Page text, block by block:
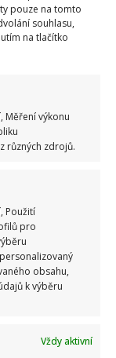
pouze na tomto
souhlasu,
na tlačítko
Měření výkonu
různých zdrojů.
Použití
pro
obsahu,
k výběru
Vždy aktivní